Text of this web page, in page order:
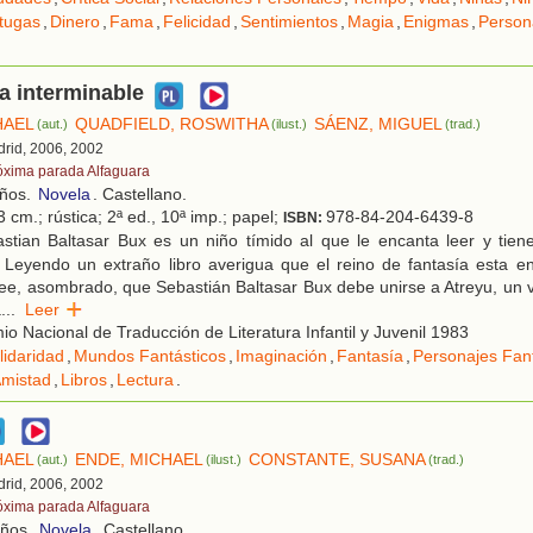
, Dinero, Fama, Felicidad ,Sentimientos, Magia, Enigmas,
interminable
(aut.) QUADFIELD, ROSWITHA(ilust.) SÁENZ, MIGUEL (trad.)
2006, 2002
parada Alfaguara
Novela. Castellano.
cm.; rústica; 2ª ed., 10ª imp.; papel; ISBN: 978-84-204-6439-8
Baltasar Bux es un niño tímido al que le encanta leer y
Leyendo un extraño libro averigua que el reino de fantasía esta
asombrado, que Sebastián Baltasar Bux debe unirse a Atreyu, un
...
Leer
Nacional de Traducción de Literatura Infantil y Juvenil 1983
, Mundos Fantásticos, Imaginación , Fantasía, Personajes
, Libros, Lectura.
(aut.) ENDE, MICHAEL(ilust.) CONSTANTE, SUSANA(trad.)
2006, 2002
parada Alfaguara